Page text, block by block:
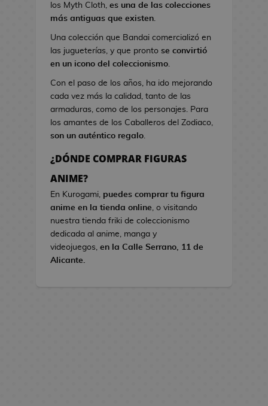
e
V
j
u
e
g
o
l
los Myth Cloth, es una de las colecciones
más antiguas que existen.
Una colección que Bandai comercializó en
las jugueterías, y que pronto se convirtió
en un icono del coleccionismo.
Con el paso de los años, ha ido mejorando
cada vez más la calidad, tanto de las
armaduras, como de los personajes. Para
los amantes de los Caballeros del Zodiaco,
son un auténtico regalo.
¿DÓNDE COMPRAR FIGURAS
ANIME?
En Kurogami, puedes comprar tu figura
anime en la tienda online, o visitando
nuestra tienda friki de coleccionismo
dedicada al anime, manga y
videojuegos, en la Calle Serrano, 11 de
Alicante.